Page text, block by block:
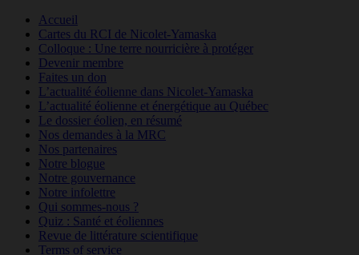
Accueil
Cartes du RCI de Nicolet-Yamaska
Colloque : Une terre nourricière à protéger
Devenir membre
Faites un don
L’actualité éolienne dans Nicolet-Yamaska
L’actualité éolienne et énergétique au Québec
Le dossier éolien, en résumé
Nos demandes à la MRC
Nos partenaires
Notre blogue
Notre gouvernance
Notre infolettre
Qui sommes-nous ?
Quiz : Santé et éoliennes
Revue de littérature scientifique
Terms of service